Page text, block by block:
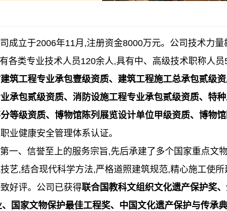
立于2006年11月,注册资金8000万元。公司技术力量
各类专业技术人员120余人,具有中、高级技术职称人
筑工程专业承包壹级资质、建筑工程施工总承包贰级
承包贰级资质、消防设施工程专业承包贰级资质、特
等级资质、博物馆陈列展览设计单位甲级资质、博物
业健康安全管理体系认证。
、信誉至上的服务宗旨,先后承建了多个国家重点文
艺,结合现代科学方法,严格道照建筑规范,精心施工使
好评。公司已获得联合国教科文组织文化遗产保护奖
国家文物保护最佳工程奖、中国文化遗产保护与传承